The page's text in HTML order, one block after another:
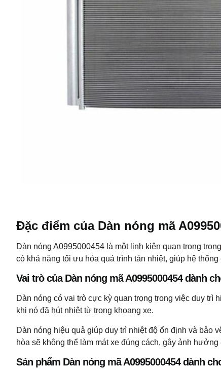
Đặc điểm của Dàn nóng mã
Dàn nóng A0995000454 là một linh kiện quan trọng trong
có khả năng tối ưu hóa quá trình tản nhiệt, giúp hệ
Vai trò của Dàn nóng mã A0995000454 dành
Dàn nóng có vai trò cực kỳ quan trọng trong việc duy trì
khi nó đã hút nhiệt từ trong khoang xe.
Dàn nóng hiệu quả giúp duy trì nhiệt độ ổn định và bảo
hòa sẽ không thể làm mát xe đúng cách, gây ảnh
Sản phẩm Dàn nóng mã A0995000454 dành